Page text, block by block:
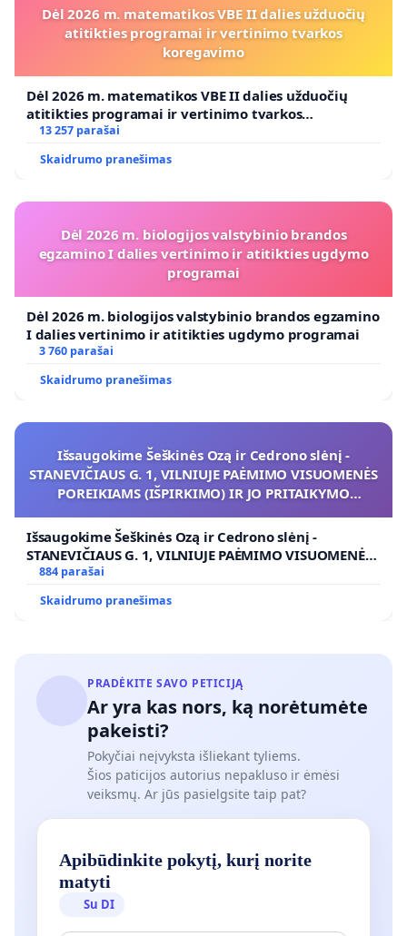
Dėl 2026 m. matematikos VBE II dalies užduočių
atitikties programai ir vertinimo tvarkos
koregavimo
Dėl 2026 m. matematikos VBE II dalies užduočių
atitikties programai ir vertinimo tvarkos
koregavimo
13 257 parašai
Skaidrumo pranešimas
Dėl 2026 m. biologijos valstybinio brandos
egzamino I dalies vertinimo ir atitikties ugdymo
programai
Dėl 2026 m. biologijos valstybinio brandos egzamino
I dalies vertinimo ir atitikties ugdymo programai
3 760 parašai
Skaidrumo pranešimas
Išsaugokime Šeškinės Ozą ir Cedrono slėnį -
STANEVIČIAUS G. 1, VILNIUJE PAĖMIMO VISUOMENĖS
POREIKIAMS (IŠPIRKIMO) IR JO PRITAIKYMO
Išsaugokime Šeškinės Ozą ir Cedrono slėnį -
STANEVIČIAUS G. 1, VILNIUJE PAĖMIMO VISUOMENĖS
POREIKIAMS (IŠPIRKIMO) IR JO PRITAIKYMO VIEŠAJAI
884 parašai
Skaidrumo pranešimas
PRADĖKITE SAVO PETICIJĄ
Ar yra kas nors, ką norėtumėte
pakeisti?
Pokyčiai neįvyksta išliekant tyliems.
Šios paticijos autorius nepakluso ir ėmėsi
veiksmų. Ar jūs pasielgsite taip pat?
Apibūdinkite pokytį, kurį norite
matyti
Su DI